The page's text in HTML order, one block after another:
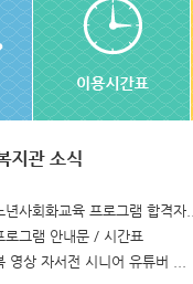
사회화교육 프로그램 합격자...
그램 안내문 / 시간표
영상 자서전 시니어 유튜버 ...